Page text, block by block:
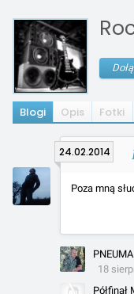
Blogi Opis Fotki
24.02.2014
Poza mną
18